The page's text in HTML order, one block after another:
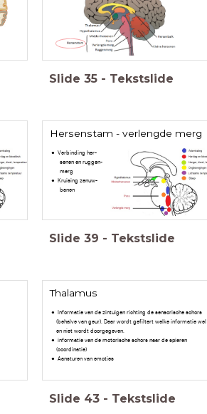
Slide 35 - Tekstslide
Hersenstam - verlengde merg
Verbinding her-
senen en ruggen-
merg
Kruising zenuw-
banen
Slide 39 - Tekstslide
Thalamus
Informatie van de zintuigen richting de sensorische schors
(behalve van geur). Daar wordt gefiltert welke informatie wel
en niet wordt doorgegeven.
informatie van de motorische schors naar de spieren
(coordinatie)
Aansturen van emoties
Slide 43 - Tekstslide